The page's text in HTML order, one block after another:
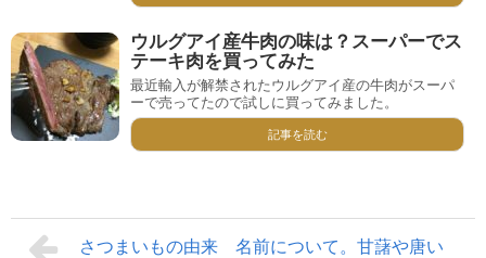
ウルグアイ産牛肉の味は？スーパーでス
テーキ肉を買ってみた
最近輸入が解禁されたウルグアイ産の牛肉がスーパ
ーで売ってたので試しに買ってみました。
記事を読む
さつまいもの由来 名前について。甘藷や唐い